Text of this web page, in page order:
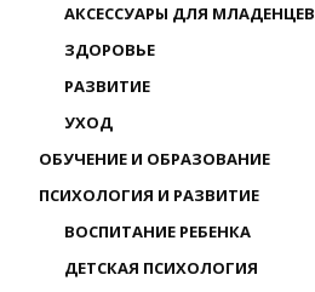
АКСЕССУАРЫ ДЛЯ МЛАДЕНЦЕВ
ЗДОРОВЬЕ
РАЗВИТИЕ
УХОД
ОБУЧЕНИЕ И ОБРАЗОВАНИЕ
ПСИХОЛОГИЯ И РАЗВИТИЕ
ВОСПИТАНИЕ РЕБЕНКА
ДЕТСКАЯ ПСИХОЛОГИЯ